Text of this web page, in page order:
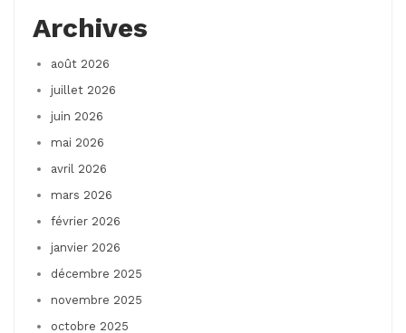
Archives
août 2026
juillet 2026
juin 2026
mai 2026
avril 2026
mars 2026
février 2026
janvier 2026
décembre 2025
novembre 2025
octobre 2025